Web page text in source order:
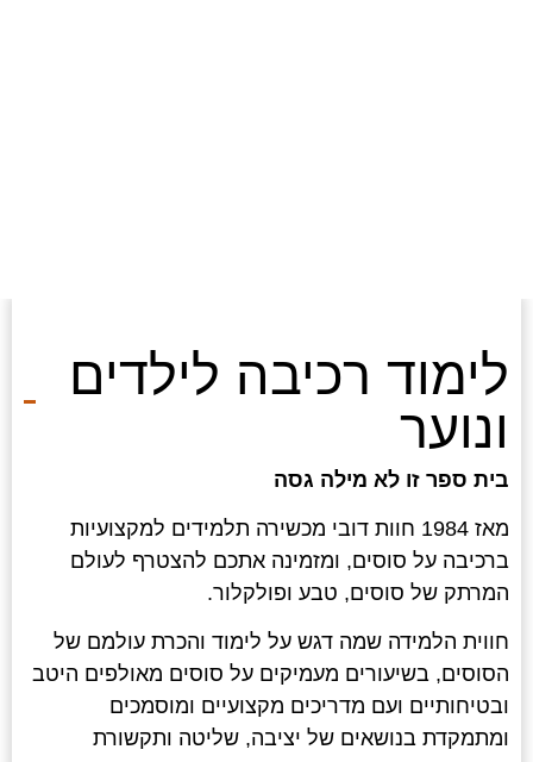
לימוד רכיבה לילדים
ונוער
בית ספר זו לא מילה גסה
מאז 1984 חוות דובי מכשירה תלמידים למקצועיות
ברכיבה על סוסים, ומזמינה אתכם להצטרף לעולם
המרתק של סוסים, טבע ופולקלור.
חווית הלמידה שמה דגש על לימוד והכרת עולמם של
הסוסים, בשיעורים מעמיקים על סוסים מאולפים היטב
ובטיחותיים ועם מדריכים מקצועיים ומוסמכים
ומתמקדת בנושאים של יציבה, שליטה ותקשורת